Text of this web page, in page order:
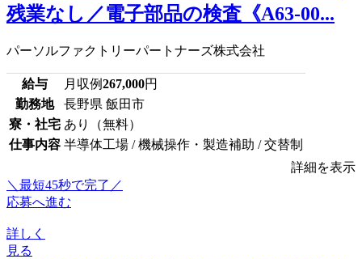
残業なし／電子部品の検査《A63-00...
パーソルファクトリーパートナーズ株式会社
給与 月収例267,000円
勤務地
長野県 飯田市
寮・社宅 あり（無料）
仕事内容 半導体工場 / 機械操作・製造補助 / 交替制
詳細を表示
＼最短45秒で完了／
応募へ進む
詳しく
見る